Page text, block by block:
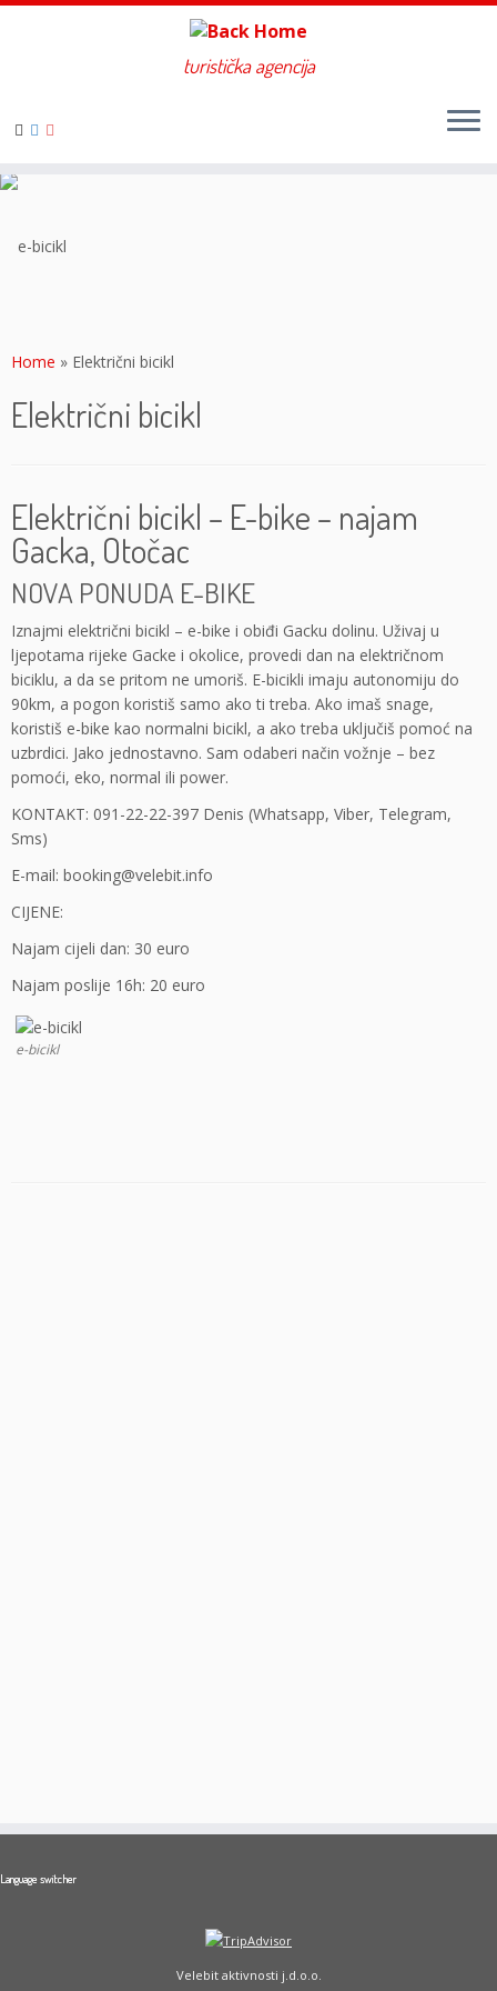
Skip
turistička agencija
Home » Električni bicikl
Električni bicikl
Električni bicikl – E-bike – najam
Gacka, Otočac
NOVA PONUDA E-BIKE
Iznajmi električni bicikl – e-bike i obiđi Gacku dolinu. Uživaj u
ljepotama rijeke Gacke i okolice, provedi dan na električnom
biciklu, a da se pritom ne umoriš. E-bicikli imaju autonomiju do
90km, a pogon koristiš samo ako ti treba. Ako imaš snage,
koristiš e-bike kao normalni bicikl, a ako treba uključiš pomoć na
uzbrdici. Jako jednostavno. Sam odaberi način vožnje – bez
pomoći, eko, normal ili power.
KONTAKT: 091-22-22-397 Denis (Whatsapp, Viber, Telegram,
Sms)
E-mail: booking@velebit.info
CIJENE:
Najam cijeli dan: 30 euro
Najam poslije 16h: 20 euro
e-bicikl
Language switcher
Velebit aktivnosti j.d.o.o.